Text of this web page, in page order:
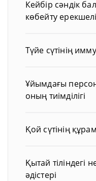
Кейбір сәндік
көбейту
Түйе сүтінің
Ұйымдағы
оның тиімділігі
Қой сүтінің
Қытай тіліндегі
әдістері